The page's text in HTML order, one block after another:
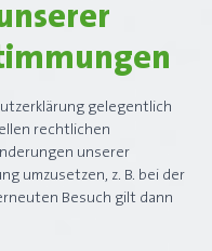
gelegentlich
rechtlichen
unserer
umzusetzen, z. B. bei der
Besuch gilt dann